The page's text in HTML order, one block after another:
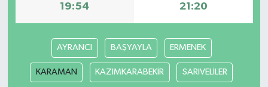
19:54 21:20
AYRANCI BAŞYAYLA ERMENEK
KARAMAN KAZIMKARABEKİR SARIVELİLER